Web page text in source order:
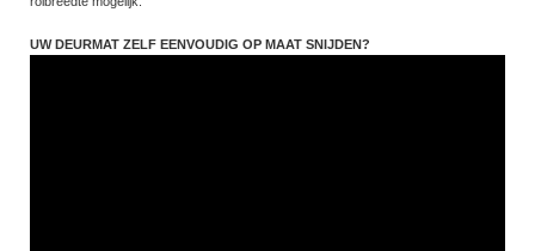
UW DEURMAT ZELF EENVOUDIG OP MAAT SNIJDEN?